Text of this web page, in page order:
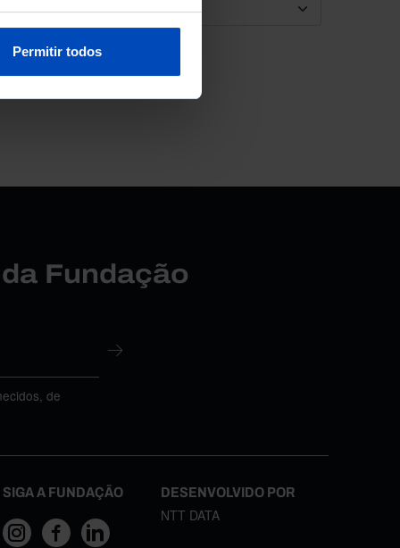
Permitir todos
Fundação
de
SIGA A FUNDAÇÃO DESENVOLVIDO POR
NTT DATA